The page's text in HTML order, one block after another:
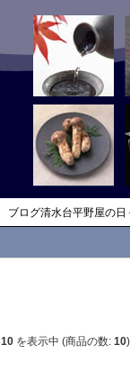
ブログ清水台平野屋の日
10 を表示中 (商品の数: 10)